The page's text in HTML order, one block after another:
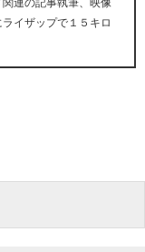
連の記事執筆、映像
イザップで１５キロ